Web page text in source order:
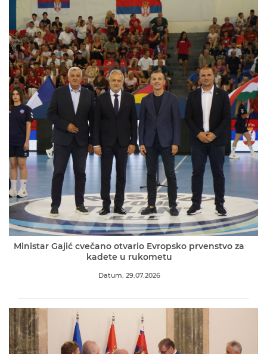
Ministar Gajić cvečano otvario Evropsko prvenstvo za
kadete u rukometu
Datum: 29.07.2026